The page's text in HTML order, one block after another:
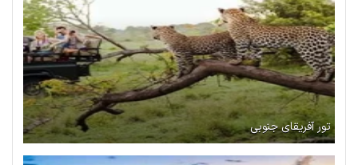
تور آفریقای جنوبی